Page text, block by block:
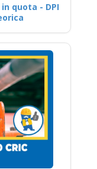
quota - DPI